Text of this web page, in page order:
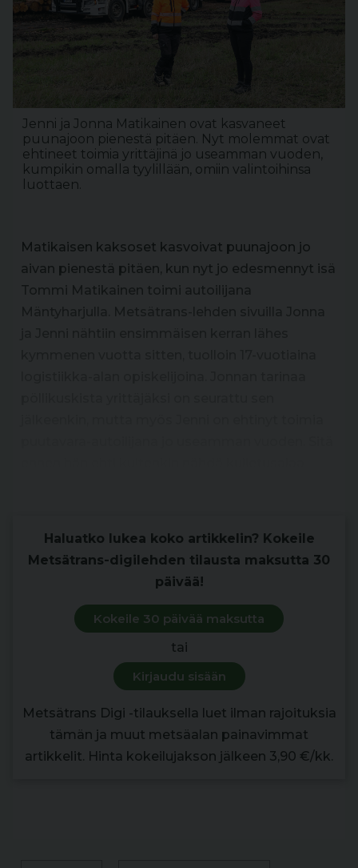
Jenni ja Jonna Matikainen ovat kasvaneet
puunajoon pienestä pitäen. Nyt molemmat ovat
ehtineet toimia yrittäjinä jo useamman vuoden,
kumpikin omalla tyylillään, omiin valintoihinsa
luottaen.
Matikaisen kaksoset kasvoivat puunajoon jo
aivan pienestä pitäen, kun nyt jo edesmennyt isä
Tommi Matikainen toimi autoilijana
Haluatko lukea koko artikkelin? Kokeile
Metsätrans-digilehden tilausta maksutta 30
päivää!
Kokeile 30 päivää maksutta
tai
Kirjaudu sisään
Metsätrans Digi -tilauksella luet ilman rajoituksia
tämän ja muut metsäalan painavimmat
artikkelit. Hinta kokeilujakson jälkeen 3,90 €/kk.